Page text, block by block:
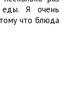
еды. Я очень
что блюда